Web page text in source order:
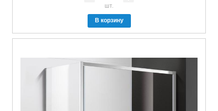
шт.
В корзину